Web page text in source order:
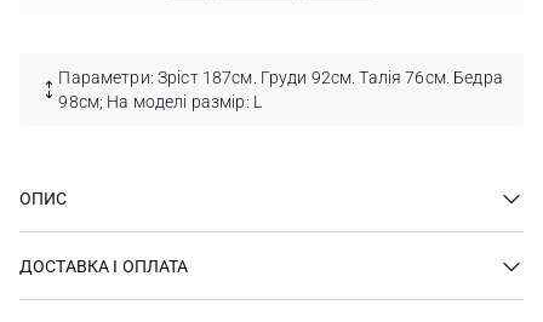
Параметри: Зріст 187см. Груди 92см. Талія 76см. Бедра
98см; На моделі размір: L
ОПИС
ДОСТАВКА І ОПЛАТА